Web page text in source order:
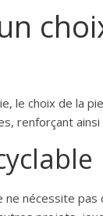
le choix de la
renforçant
nécessite